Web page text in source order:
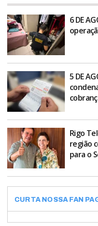
6 DE
5 DE
Rigo
região
para o
CURTA NOSSA FAN